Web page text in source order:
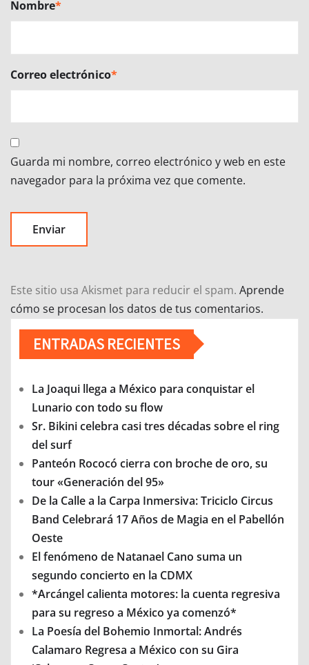
Nombre*
Correo electrónico*
Guarda mi nombre, correo electrónico y web en este
navegador para la próxima vez que comente.
Este sitio usa Akismet para reducir el spam. Aprende
cómo se procesan los datos de tus comentarios.
ENTRADAS RECIENTES
La Joaqui llega a México para conquistar el
Lunario con todo su flow
Sr. Bikini celebra casi tres décadas sobre el ring
del surf
Panteón Rococó cierra con broche de oro, su
tour «Generación del 95»
De la Calle a la Carpa Inmersiva: Triciclo Circus
Band Celebrará 17 Años de Magia en el Pabellón
Oeste
El fenómeno de Natanael Cano suma un
segundo concierto en la CDMX
*Arcángel calienta motores: la cuenta regresiva
para su regreso a México ya comenzó*
La Poesía del Bohemio Inmortal: Andrés
Calamaro Regresa a México con su Gira